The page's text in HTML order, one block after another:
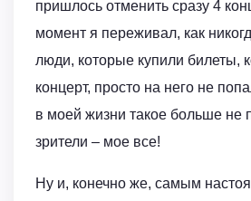
пришлось отменить сразу 4
момент я переживал, как
люди, которые купили билеты,
концерт, просто на него не
в моей жизни такое больше не
зрители – мое все!
Ну и, конечно же, самым